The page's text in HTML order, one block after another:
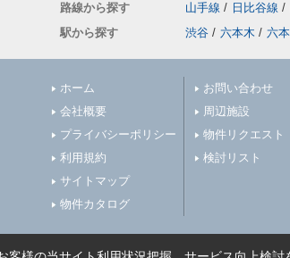
路線から探す
山手線 / 日比谷線 /
駅から探す
渋谷 / 六本木 / 六
ホーム
会社概要
プライバシーポリシー
利用規約
サイトマップ
物件カタログ
お問い合わせ
周辺施設
物件リクエスト
検討リスト